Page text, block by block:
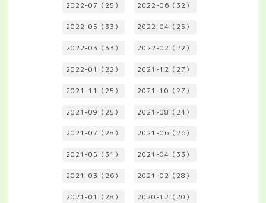
2022-07（25） 2022-06（32）
2022-05（33） 2022-04（25）
2022-03（33） 2022-02（22）
2022-01（22） 2021-12（27）
2021-11（25） 2021-10（27）
2021-09（25） 2021-08（24）
2021-07（28） 2021-06（26）
2021-05（31） 2021-04（33）
2021-03（26） 2021-02（28）
2021-01（28） 2020-12（20）